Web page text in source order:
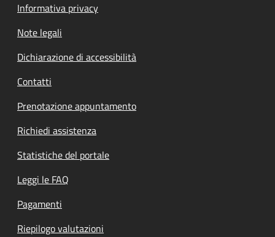
Informativa privacy
Note legali
Dichiarazione di accessibilità
Contatti
Prenotazione appuntamento
Richiedi assistenza
Statistiche del portale
Leggi le FAQ
Pagamenti
Riepilogo valutazioni